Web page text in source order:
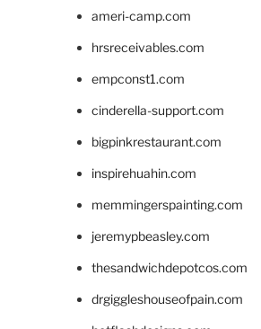
ameri-camp.com
hrsreceivables.com
empconst1.com
cinderella-support.com
bigpinkrestaurant.com
inspirehuahin.com
memmingerspainting.com
jeremypbeasley.com
thesandwichdepotcos.com
drgiggleshouseofpain.com